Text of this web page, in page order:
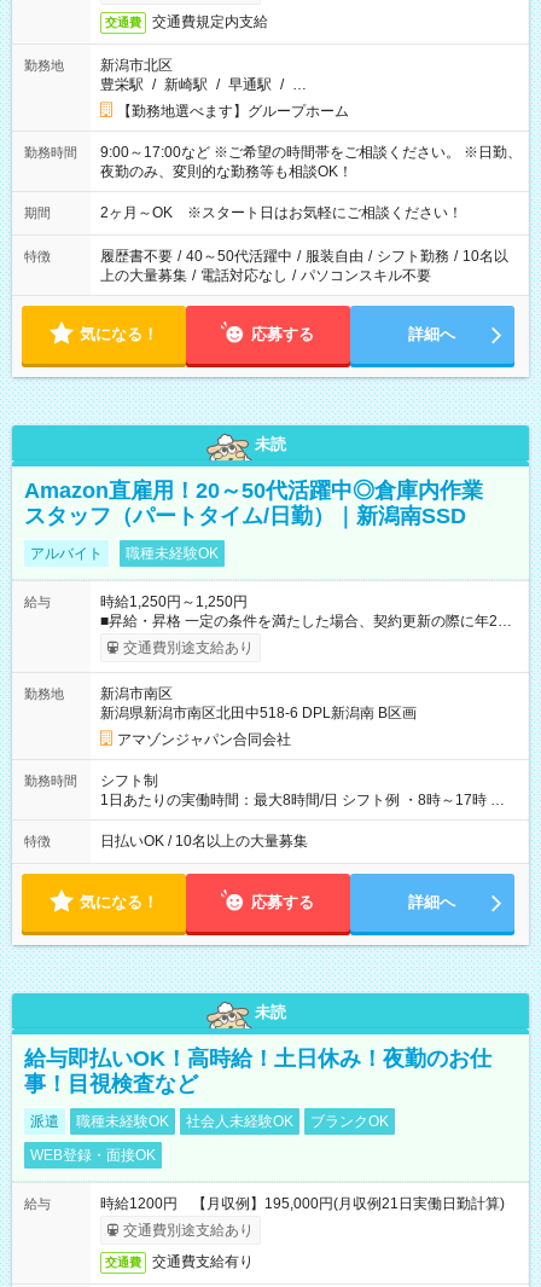
交通費 交通費規定内支給
勤務地
新潟市北区
豊栄駅 / 新崎駅 / 早通駅 / …
【勤務地選べます】グループホーム
勤務時間
9:00～17:00など ※ご希望の時間帯をご相談ください。 ※日勤、
夜勤のみ、変則的な勤務等も相談OK！
期間 2ヶ月～OK ※スタート日はお気軽にご相談ください！
特徴 履歴書不要 / 40～50代活躍中 / 服装自由 / シフト勤務 / 10名以
上の大量募集 / 電話対応なし / パソコンスキル不要
気になる！ 応募する 詳細へ
未読
Amazon直雇用！20～50代活躍中◎倉庫内作業
スタッフ（パートタイム/日勤）｜新潟南SSD
アルバイト 職種未経験OK
給与
時給1,250円～1,250円
■昇給・昇格 一定の条件を満たした場合、契約更新の際に年2回
まで昇給の機会があります。 ■正社員登用制度あり ※月末締/翌
月25日支払い ※時間外手当、別途支給 ※深夜割増賃金 (22:00～
☆Amazon直雇用で安定して働けます！ 【試用期間】試用期間
あり 試用期間の長さ：1週間 雇用形態、給与は本採用時と同じ
です。
交通費別途支給あり
勤務地
新潟市南区
新潟県新潟市南区北田中518-6 DPL新潟南 B区画
アマゾンジャパン合同会社
勤務時間
シフト制
1日あたりの実働時間：最大8時間/日 シフト例 ・8時～17時 ・
12時～21時
特徴 日払いOK / 10名以上の大量募集
気になる！ 応募する 詳細へ
未読
給与即払いOK！高時給！土日休み！夜勤のお仕
事！目視検査など
派遣 職種未経験OK 社会人未経験OK
ブランクOK
WEB登録・面接OK
給与
時給1200円 【月収例】195,000円(月収例21日実働日勤計算)
交通費別途支給あり
交通費 交通費支給有り